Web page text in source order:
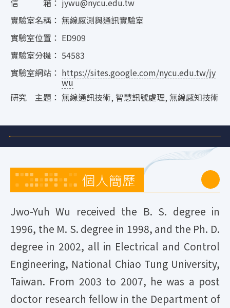
實驗室名稱： 無線感測與通訊實驗室
實驗室位置： ED909
實驗室分機： 54583
實驗室網站： https://sites.google.com/nycu.edu.tw/jy
wu
研究 主題： 無線通訊技術, 智慧訊號處理, 無線感知技術
個人簡歷
Jwo-Yuh Wu received the B. S. degree in
1996, the M. S. degree in 1998, and the Ph. D.
degree in 2002, all in Electrical and Control
Engineering, National Chiao Tung University,
Taiwan. From 2003 to 2007, he was a post
doctor research fellow in the Department of